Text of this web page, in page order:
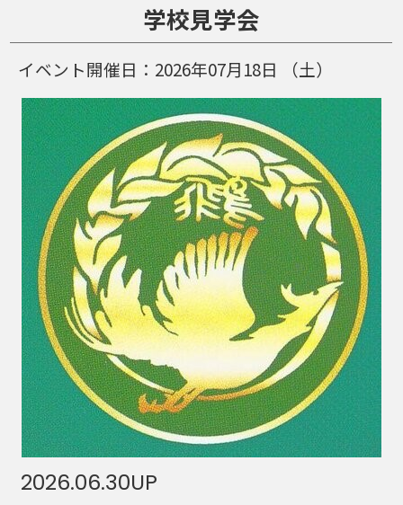
学校見学会
イベント開催日： 2026年07月18日 （土）
2026.06.30UP